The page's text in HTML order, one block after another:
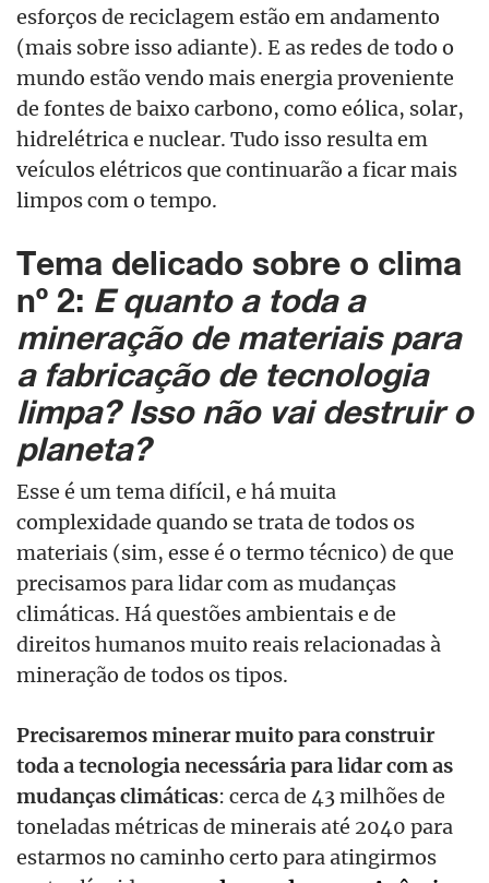
esforços de reciclagem estão em andamento
(mais sobre isso adiante). E as redes de todo o
mundo estão vendo mais energia proveniente
de fontes de baixo carbono, como eólica, solar,
hidrelétrica e nuclear. Tudo isso resulta em
veículos elétricos que continuarão a ficar mais
limpos com o tempo.
Tema delicado sobre o clima
nº 2: E quanto a toda a
mineração de materiais para
a fabricação de tecnologia
limpa? Isso não vai destruir o
planeta?
Esse é um tema difícil, e há muita
complexidade quando se trata de todos os
materiais (sim, esse é o termo técnico) de que
precisamos para lidar com as mudanças
climáticas. Há questões ambientais e de
direitos humanos muito reais relacionadas à
mineração de todos os tipos.
Precisaremos minerar muito para construir
toda a tecnologia necessária para lidar com as
mudanças climáticas: cerca de 43 milhões de
toneladas métricas de minerais até 2040 para
estarmos no caminho certo para atingirmos